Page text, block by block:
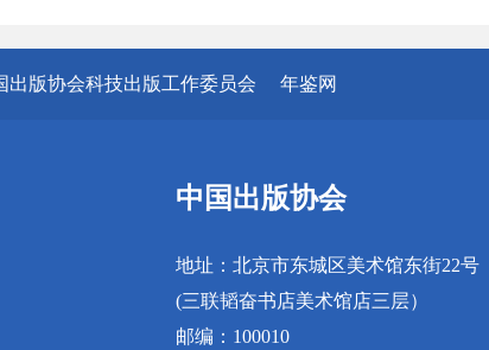
出版协会科技出版工作委员会 年鉴网
中国出版协会
地址：北京市东城区美术馆东街22号
(三联韬奋书店美术馆店三层）
邮编：100010